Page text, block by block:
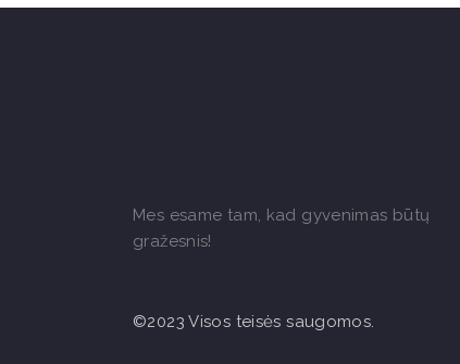
Mes esame tam, kad gyvenimas būtų
gražesnis!
©2023 Visos teisės saugomos.